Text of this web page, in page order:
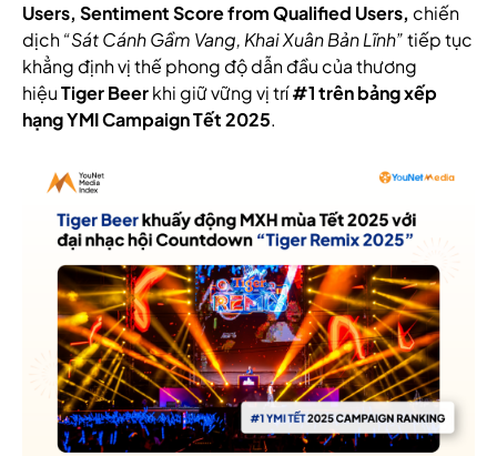
Users, Sentiment Score from Qualified Users, chiến
dịch“Sát Cánh Gầm Vang, Khai Xuân Bản Lĩnh”tiếp tục
khẳng định vị thế phong độ dẫn đầu của thương
hiệuTiger Beerkhi giữ vững vị trí#1 trên bảng xếp
hạng YMI Campaign Tết 2025.